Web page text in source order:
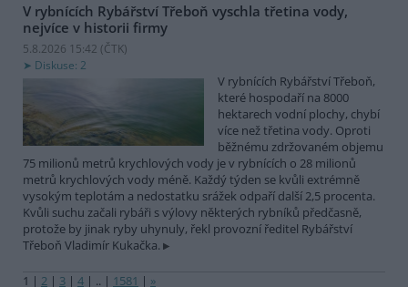
V rybnících Rybářství Třeboň vyschla třetina vody,
nejvíce v historii firmy
5.8.2026 15:42 (ČTK)
Diskuse: 2
V rybnících Rybářství Třeboň,
které hospodaří na 8000
hektarech vodní plochy, chybí
více než třetina vody. Oproti
běžnému zdržovaném objemu
75 milionů metrů krychlových vody je v rybnících o 28 milionů
metrů krychlových vody méně. Každý týden se kvůli extrémně
vysokým teplotám a nedostatku srážek odpaří další 2,5 procenta.
Kvůli suchu začali rybáři s výlovy některých rybníků předčasně,
protože by jinak ryby uhynuly, řekl provozní ředitel Rybářství
Třeboň Vladimír Kukačka.
1 | 2 | 3 | 4 | .. | 1581 | »